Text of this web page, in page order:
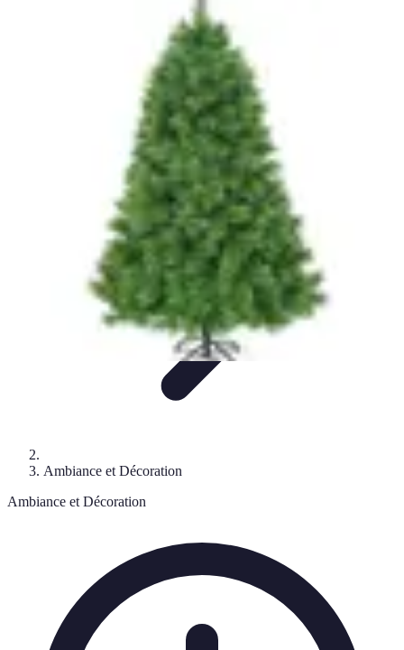
Décorations de Noël
Traditions de NoëlTraditions
Ambiance et Décoration
Ambiance et Décoration